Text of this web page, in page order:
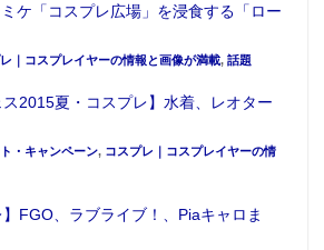
ミケ「コスプレ広場」を浸食する「ロー
｜コスプレイヤーの情報と画像が満載, 話題
ス2015夏・コスプレ】水着、レオター
・キャンペーン, コスプレ｜コスプレイヤーの情
】FGO、ラブライブ！、Piaキャロま